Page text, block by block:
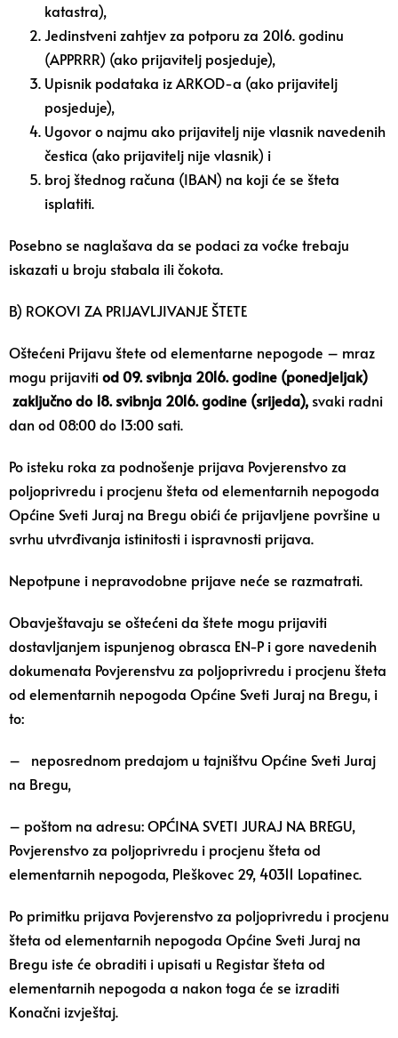
katastra),
Jedinstveni zahtjev za potporu za 2016. godinu
(APPRRR) (ako prijavitelj posjeduje),
Upisnik podataka iz ARKOD-a (ako prijavitelj
posjeduje),
Ugovor o najmu ako prijavitelj nije vlasnik navedenih
čestica (ako prijavitelj nije vlasnik) i
broj štednog računa (IBAN) na koji će se šteta
isplatiti.
Posebno se naglašava da se podaci za voćke trebaju
iskazati u broju stabala ili čokota.
B) ROKOVI ZA PRIJAVLJIVANJE ŠTETE
Oštećeni Prijavu štete od elementarne nepogode – mraz
mogu prijavitiod 09. svibnja 2016. godine (ponedjeljak)
zaključno do 18. svibnja 2016. godine (srijeda), svaki radni
dan od 08:00 do 13:00 sati.
Po isteku roka za podnošenje prijava Povjerenstvo za
poljoprivredu i procjenu šteta od elementarnih nepogoda
Općine Sveti Juraj na Bregu obići će prijavljene površine u
svrhu utvrđivanja istinitosti i ispravnosti prijava.
Nepotpune i nepravodobne prijave neće se razmatrati.
Obavještavaju se oštećeni da štete mogu prijaviti
dostavljanjem ispunjenog obrasca EN-P i gore navedenih
dokumenata Povjerenstvu za poljoprivredu i procjenu šteta
od elementarnih nepogoda Općine Sveti Juraj na Bregu, i
to:
– neposrednom predajom u tajništvu Općine Sveti Juraj
na Bregu,
– poštom na adresu: OPĆINA SVETI JURAJ NA BREGU,
Povjerenstvo za poljoprivredu i procjenu šteta od
elementarnih nepogoda, Pleškovec 29, 40311 Lopatinec.
Po primitku prijava Povjerenstvo za poljoprivredu i procjenu
šteta od elementarnih nepogoda Općine Sveti Juraj na
Bregu iste će obraditi i upisati u Registar šteta od
elementarnih nepogoda a nakon toga će se izraditi
Konačni izvještaj.